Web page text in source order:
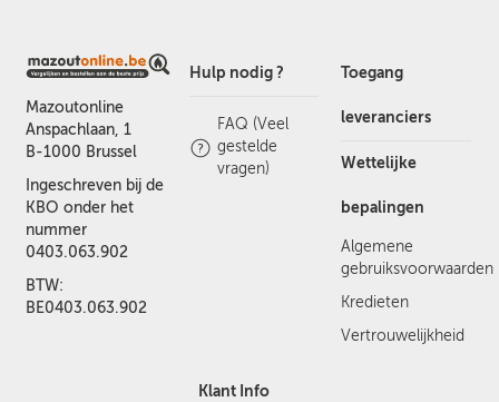
Mazoutonline
Anspachlaan, 1
B-1000 Brussel
Ingeschreven bij de
KBO onder het
nummer
0403.063.902
BTW:
BE0403.063.902
Hulp nodig ?
FAQ (Veel
gestelde
vragen)
Toegang
leveranciers
Wettelijke
bepalingen
Algemene
gebruiksvoorwaarden
Kredieten
Vertrouwelijkheid
Klant Info